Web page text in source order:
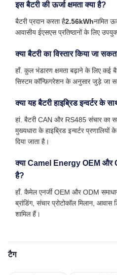
इस बैटरी की ऊर्जा क्षमता क्या है?
बैटरी प्रदान करता है2.56kWhनामित
आवासीय ईएसएस प्रतिष्ठानों के लिए
क्या बैटरी का विस्तार किया जा
हाँ. कुल भंडारण क्षमता बढ़ाने के लिए कई
सिस्टम कॉन्फ़िगरेशन के अनुसार जुड़े जा
क्या यह बैटरी हाइब्रिड इन्वर्टर के
हां. बैटरी CAN और RS485 संचार का
मुख्यधारा के हाइब्रिड इन्वर्टर
दिया जाता है।
क्या Camel Energy OEM और
है?
हाँ. कैमेल एनर्जी OEM और ODM
ब्रांडिंग, संचार प्रोटोकॉल मिलान,
शामिल हैं।
टैग